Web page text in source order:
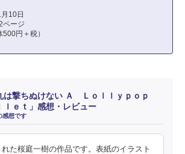
10日
ページ
円＋税）
は撃ちぬけない Ａ Ｌｏｌｌｙｐｏｐ
ｅｔ」感想・レビュー
感想です
た桜庭一樹の作品です。表紙のイラスト